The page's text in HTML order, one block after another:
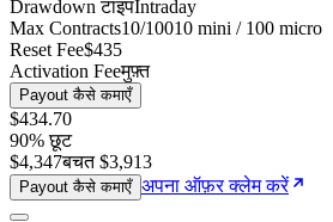
Drawdown टाइपIntraday
Max Contracts10/10010 mini / 100 micro
Reset Fee$435
Activation Feeमुफ़्त
Payout कैसे कमाएँ
$434.70
90% छूट
$4,347बचत$3,913
Payout कैसे कमाएँ अपना ऑफ़र क्लेम करें